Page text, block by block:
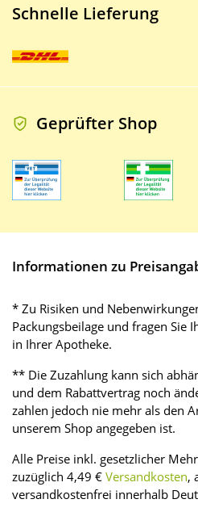
Schnelle Lieferung
Geprüfter Shop
Informationen zu
* Zu Risiken und
Packungsbeilage und fragen Sie
in Ihrer Apotheke.
** Die Zuzahlung kann sich
und dem Rabattvertrag noch
zahlen jedoch nie mehr als den
unserem Shop angegeben ist.
Alle Preise inkl. gesetzlicher
zuzüglich 4,49 € Versandkosten,
versandkostenfrei innerhalb